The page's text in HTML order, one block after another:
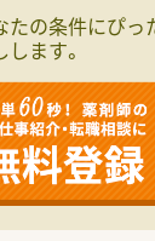
】
円から580万円となっ
や実績を正当に評価
エリアでの勤務には
次第では高年収を目
賞与は年2回で合計
得ながらキャリア
たの条件にぴっ
ます。